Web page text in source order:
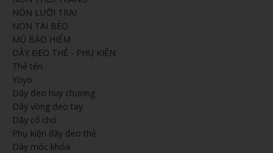
NÓN LƯỠI TRAI
NÓN TAI BÈO
MŨ BẢO HIỂM
DÂY ĐEO THẺ - PHỤ KIỆN
Thẻ tên
Yoyo
Dây đeo huy chương
Dây vòng đeo tay
Dây cổ chó
Phụ kiện dây đeo thẻ
Dây móc khóa